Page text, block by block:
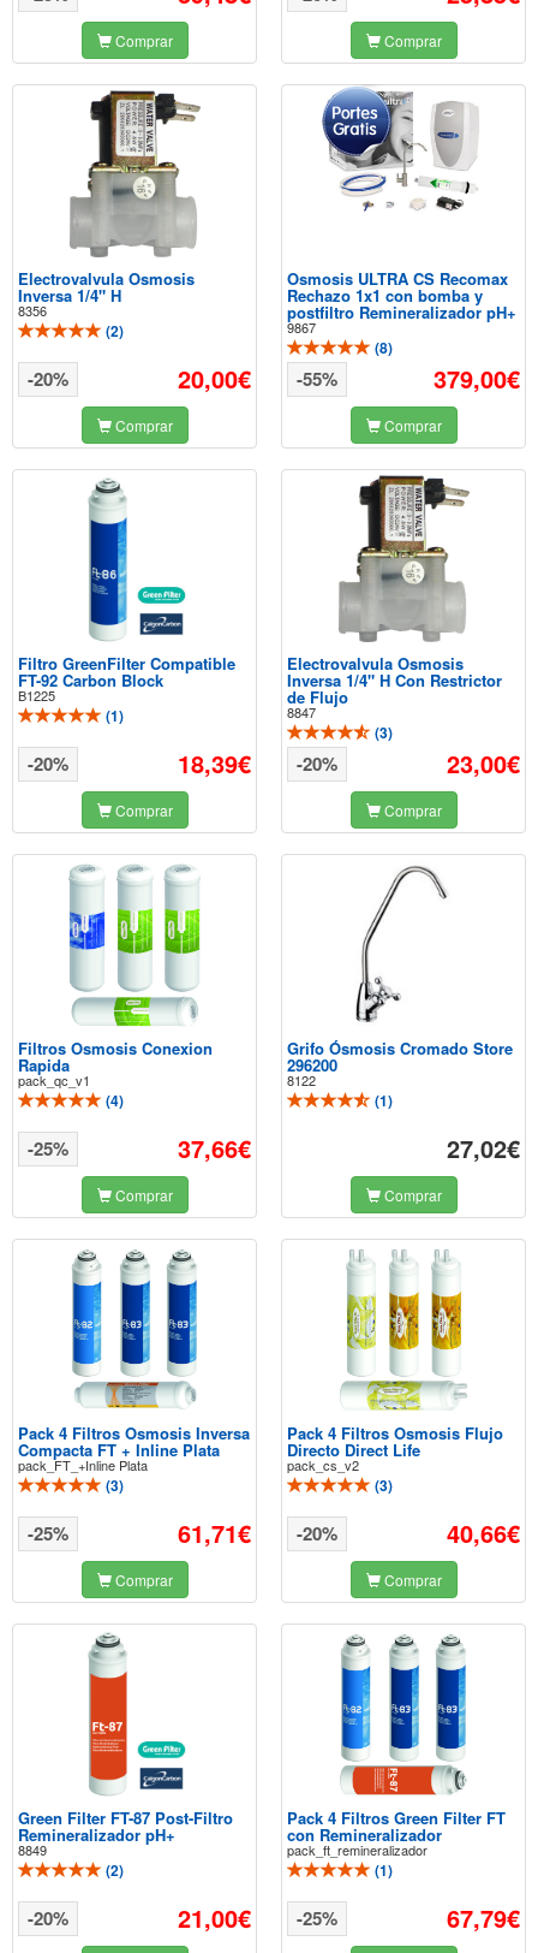
Comprar Comprar
Electrovalvula Osmosis
Inversa 1/4" H
8356
(2)
20,00€
-20%
Comprar
Osmosis ULTRA CS Recomax
Rechazo 1x1 con bomba y
postfiltro Remineralizador pH+
9867
(8)
379,00€
-55%
Comprar
Filtro GreenFilter Compatible
FT-92 Carbon Block
B1225
(1)
18,39€
-20%
Comprar
Electrovalvula Osmosis
Inversa 1/4" H Con Restrictor
de Flujo
8847
(3)
23,00€
-20%
Comprar
Filtros Osmosis Conexion
Rapida
pack_qc_v1
(4)
37,66€
-25%
Comprar
Grifo Ósmosis Cromado Store
296200
8122
(1)
27,02€
Comprar
Pack 4 Filtros Osmosis Inversa
Compacta FT + Inline Plata
pack_FT_+Inline Plata
(3)
61,71€
-25%
Comprar
Pack 4 Filtros Osmosis Flujo
Directo Direct Life
pack_cs_v2
(3)
40,66€
-20%
Comprar
Green Filter FT-87 Post-Filtro
Remineralizador pH+
8849
(2)
21,00€
-20%
Pack 4 Filtros Green Filter FT
con Remineralizador
pack_ft_remineralizador
(1)
67,79€
-25%